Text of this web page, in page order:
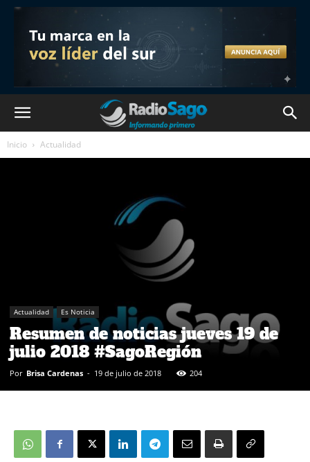
Inicio Actualidad
Actualidad Es Noticia
Resumen de noticias jueves 19 de
julio 2018 #SagoRegión
Por Brisa Cardenas - 19 de julio de 2018 204